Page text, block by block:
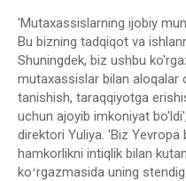
'Mutaxassislarning ijobiy
Bu bizning tadqiqot va
Shuningdek, biz ushbu
mutaxassislar bilan aloqalar
tanishish, taraqqiyotga
uchun ajoyib imkoniyat
direktori Yuliya. 'Biz
hamkorlikni intiqlik bilan
koʻrgazmasida uning